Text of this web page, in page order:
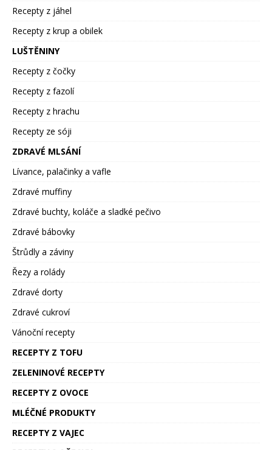
Recepty z jáhel
Recepty z krup a obilek
LUŠTĚNINY
Recepty z čočky
Recepty z fazolí
Recepty z hrachu
Recepty ze sóji
ZDRAVÉ MLSÁNÍ
Lívance, palačinky a vafle
Zdravé muffiny
Zdravé buchty, koláče a sladké pečivo
Zdravé bábovky
Štrůdly a záviny
Řezy a rolády
Zdravé dorty
Zdravé cukroví
Vánoční recepty
RECEPTY Z TOFU
ZELENINOVÉ RECEPTY
RECEPTY Z OVOCE
MLÉČNÉ PRODUKTY
RECEPTY Z VAJEC